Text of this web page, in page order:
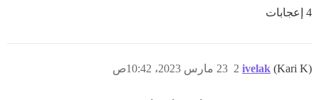
4 إعجابات
ivelak (Kari K) 23 مارس 2023، 10:42ص 2